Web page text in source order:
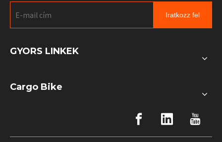
Iratkozz fel
GYORS LINKEK
Cargo Bike